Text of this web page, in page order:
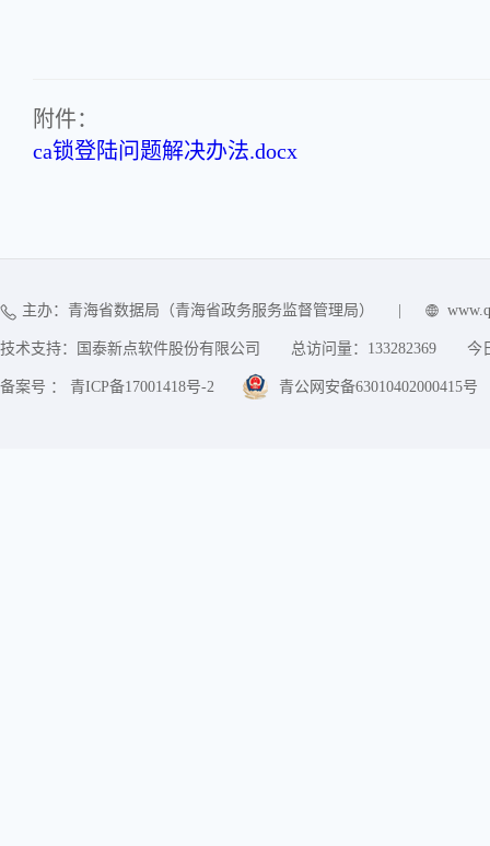
附件：
ca锁登陆问题解决办法.docx
主办：青海省数据局（青海省政务服务监督管理局）
技术支持：国泰新点软件股份有限公司 总访问量： 133282369 今
备案号 ： 青ICP备17001418号-2 青公网安备63010402000415号